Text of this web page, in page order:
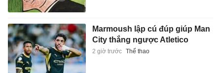
Marmoush lập cú đúp giúp Man
City thắng ngược Atletico
2 giờ trước Thể thao